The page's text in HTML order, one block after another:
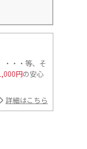
・・・等、そ
円の安心
詳細はこちら